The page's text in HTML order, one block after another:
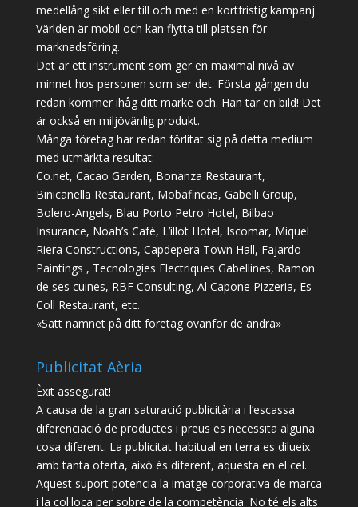
medellång sikt eller till och med en kortfristig kampanj.
Världen är mobil och kan flytta till platsen för
marknadsföring.
Det är ett instrument som ger en maximal nivå av
minnet hos personen som ser det. Första gången du
redan kommer ihåg ditt märke och. Han tar en bild! Det
är också en miljövänlig produkt.
Många företag har redan förlitat sig på detta medium
med utmärkta resultat:
Co.net, Cacao Garden, Bonanza Restaurant,
Binicanella Restaurant, Mobafincas, Gabelli Group,
Bolero-Angels, Blau Porto Petro Hotel, Bilbao
Insurance, Noah’s Café, L’illot Hotel, Iscomar, Miquel
Riera Constructions, Capdepera Town Hall, Fajardo
Paintings , Tecnologies Electriques Gabellines, Ramon
de ses cuines, RBF Consulting, Al Capone Pizzeria, Es
Coll Restaurant, etc.
«Sätt namnet på ditt företag ovanför de andra»
Publicitat Aèria
Èxit assegurat!
A causa de la gran saturació publicitària i l’escassa
diferenciació de productes i preus es necessita alguna
cosa diferent. La publicitat habitual en terra es dilueix
amb tanta oferta, això és diferent, aquesta en el cel.
Aquest suport potencia la imatge corporativa de marca
i la col·loca per sobre de la competència. No té els alts